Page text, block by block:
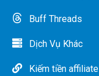
Buff Threads
Dịch Vụ Khác
Kiếm tiền affiliate